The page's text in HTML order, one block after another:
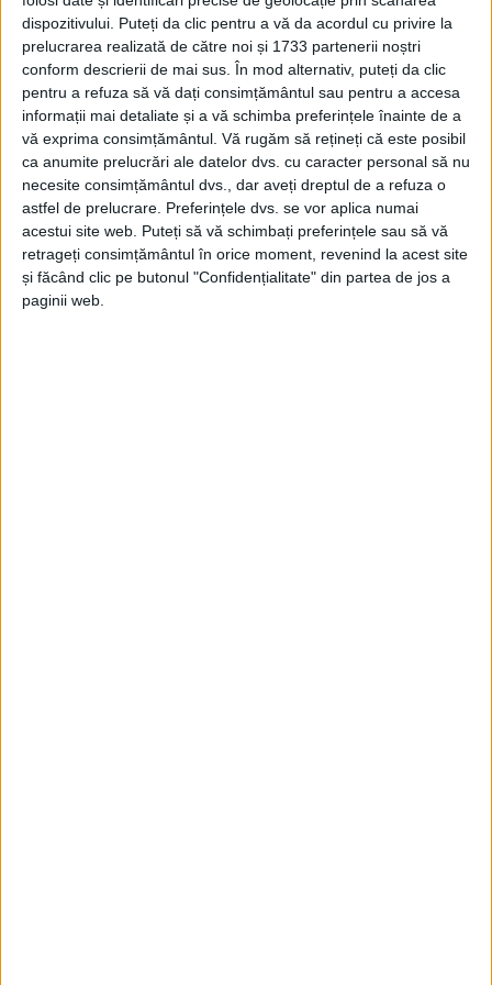
dispozitivului. Puteți da clic pentru a vă da acordul cu privire la
prelucrarea realizată de către noi și 1733 partenerii noștri
conform descrierii de mai sus. În mod alternativ, puteți da clic
pentru a refuza să vă dați consimțământul sau pentru a accesa
informații mai detaliate și a vă schimba preferințele înainte de a
vă exprima consimțământul. Vă rugăm să rețineți că este posibil
ca anumite prelucrări ale datelor dvs. cu caracter personal să nu
necesite consimțământul dvs., dar aveți dreptul de a refuza o
astfel de prelucrare. Preferințele dvs. se vor aplica numai
acestui site web. Puteți să vă schimbați preferințele sau să vă
retrageți consimțământul în orice moment, revenind la acest site
și făcând clic pe butonul "Confidențialitate" din partea de jos a
paginii web.
Tags: Bacalaureat Evaluarea Națională
Lucian Harșovschi premii Suceava
Articolesimilare